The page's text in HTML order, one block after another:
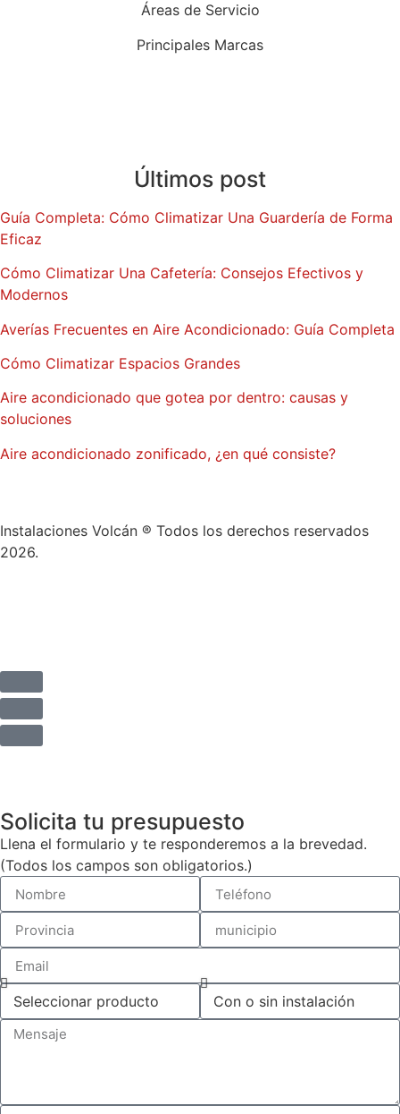
Áreas de Servicio
Principales Marcas
Últimos post
Guía Completa: Cómo Climatizar Una Guardería de Forma
Eficaz
Cómo Climatizar Una Cafetería: Consejos Efectivos y
Modernos
Averías Frecuentes en Aire Acondicionado: Guía Completa
Cómo Climatizar Espacios Grandes
Aire acondicionado que gotea por dentro: causas y
soluciones
Aire acondicionado zonificado, ¿en qué consiste?
Instalaciones Volcán ® Todos los derechos reservados
2026.
Solicita tu presupuesto
Llena el formulario y te responderemos a la brevedad.
(Todos los campos son obligatorios.)